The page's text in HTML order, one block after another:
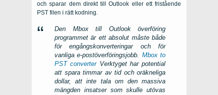
och sparar dem direkt tillOutlook eller ett fristående
PST filen i rätt kodning.
Den Mbox till Outlook överföring
programmet är ett absolut måste både
för engångskonverteringar och för
vanliga e-postöverföringsjobb. Mbox to
PST converterVerktyget har potential
att spara timmar av tid och oräkneliga
dollar, att inte tala om den massiva
mängden insatser som skulle utövas